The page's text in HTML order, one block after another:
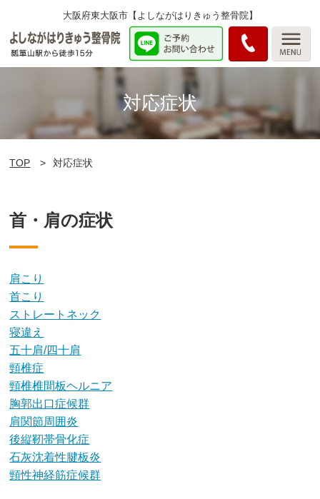
大阪府東大阪市【よしながはりきゅう整骨院】
対応症状
TOP 対応症状
首・肩の症状
肩こり
首こり
ストレートネック
寝違え
五十肩/四十肩
頸椎症
頸椎椎間板ヘルニア
胸郭出口症候群
肩関節周囲炎
後縦靭帯骨化症
石灰沈着性腱板炎
頸性神経筋症候群